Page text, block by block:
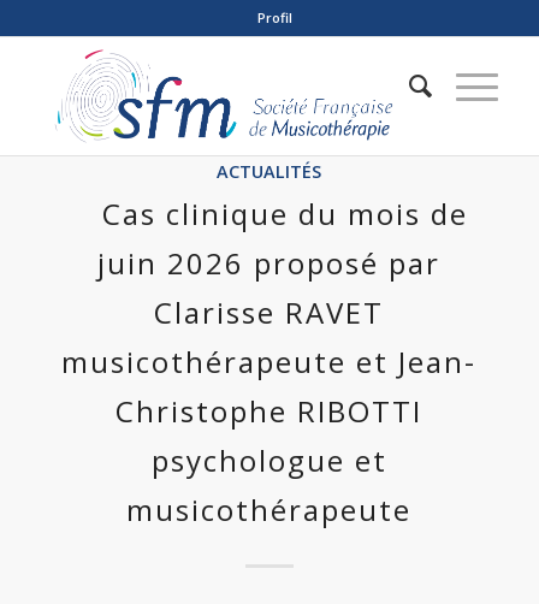
Profil
ACTUALITÉS
Cas clinique du mois de
juin 2026 proposé par
Clarisse RAVET
musicothérapeute et Jean-
Christophe RIBOTTI
psychologue et
musicothérapeute